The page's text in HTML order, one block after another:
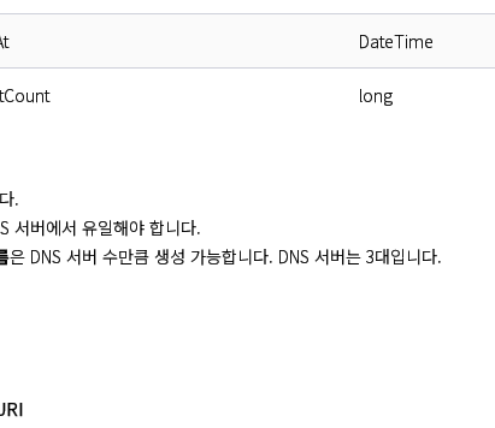
DateTime
long
.
서버에서 유일해야 합니다.
은 DNS 서버 수만큼 생성 가능합니다. DNS 서버는 3대입니다.